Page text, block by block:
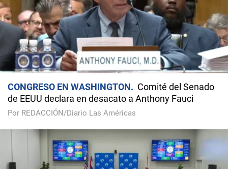
CONGRESO EN WASHINGTON
Comité del Senado
de EEUU declara en desacato a Anthony Fauci
Por REDACCIÓN/Diario Las Américas